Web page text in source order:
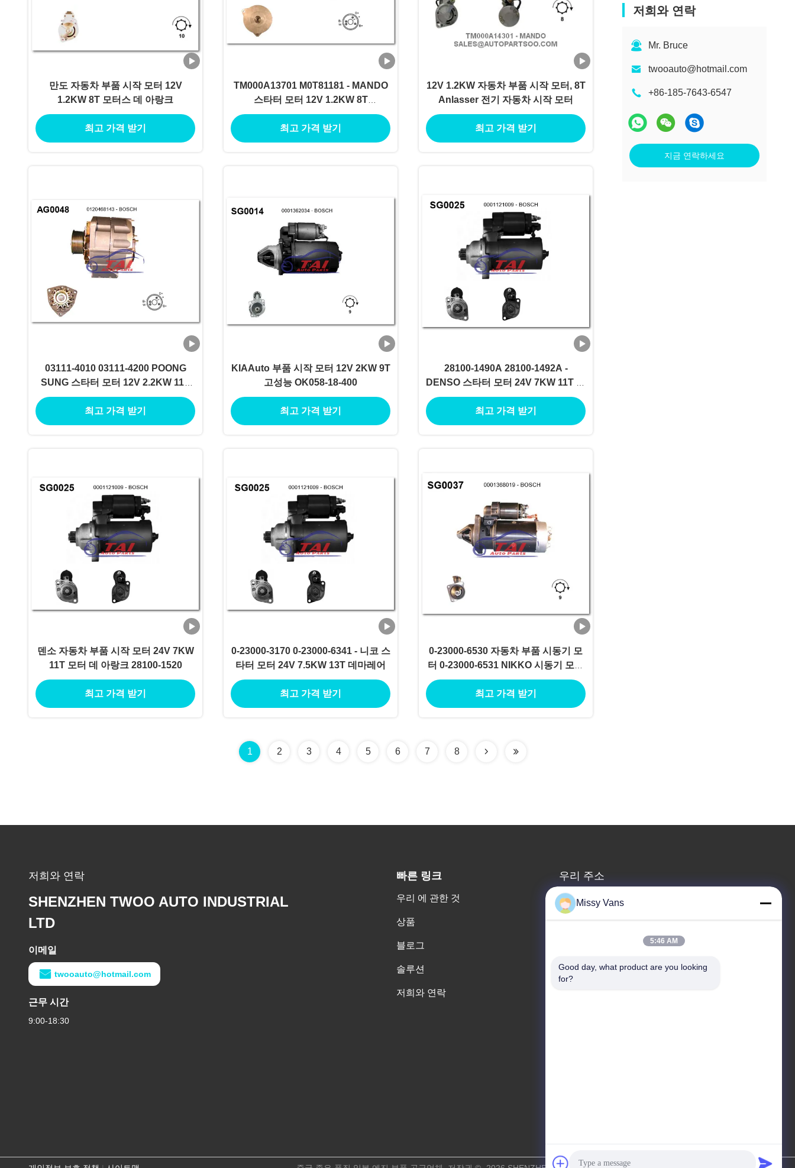
저희와 연락
Mr. Bruce
twooauto@hotmail.com
+86-185-7643-6547
지금 연락하세요
만도 자동차 부품 시작 모터 12V
1.2KW 8T 모터스 데 아랑크
최고 가격 받기
TM000A13701 M0T81181 - MANDO
스타터 모터 12V 1.2KW 8T
MOTORES DE ARRANQUE
최고 가격 받기
12V 1.2KW 자동차 부품 시작 모터, 8T
Anlasser 전기 자동차 시작 모터
최고 가격 받기
03111-4010 03111-4200 POONG
SUNG 스타터 모터 12V 2.2KW 11T
MOTORES DE ARRANQUE
최고 가격 받기
KIAAuto 부품 시작 모터 12V 2KW 9T
고성능 OK058-18-400
최고 가격 받기
28100-1490A 28100-1492A -
DENSO 스타터 모터 24V 7KW 11T 모
터 드 배열
최고 가격 받기
덴소 자동차 부품 시작 모터 24V 7KW
11T 모터 데 아랑크 28100-1520
최고 가격 받기
0-23000-3170 0-23000-6341 - 니코 스
타터 모터 24V 7.5KW 13T 데마레어
최고 가격 받기
0-23000-6530 자동차 부품 시동기 모
터 0-23000-6531 NIKKO 시동기 모터
24V 7.5KW 12T
최고 가격 받기
1 2 3 4 5 6 7 8
저희와 연락
SHENZHEN TWOO AUTO INDUSTRIAL
LTD
이메일
twooauto@hotmail.com
근무 시간
9:00-18:30
빠른 링크
우리 에 관한 것
상품
블로그
솔루션
저희와 연락
우리 주소
회사 주소
8028번, 진첸 산업센터, 사우스 리신 로드, 푸이앙 거리,
중국 심천 바오안구 푸용 차오터우 사우스 차오허 로드
1010호
Missy Vans
5:46 AM
Good day, what product are you looking
for?